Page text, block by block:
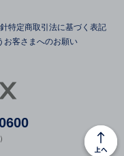
特定商取引法に基づく表記
お客さまへのお願い